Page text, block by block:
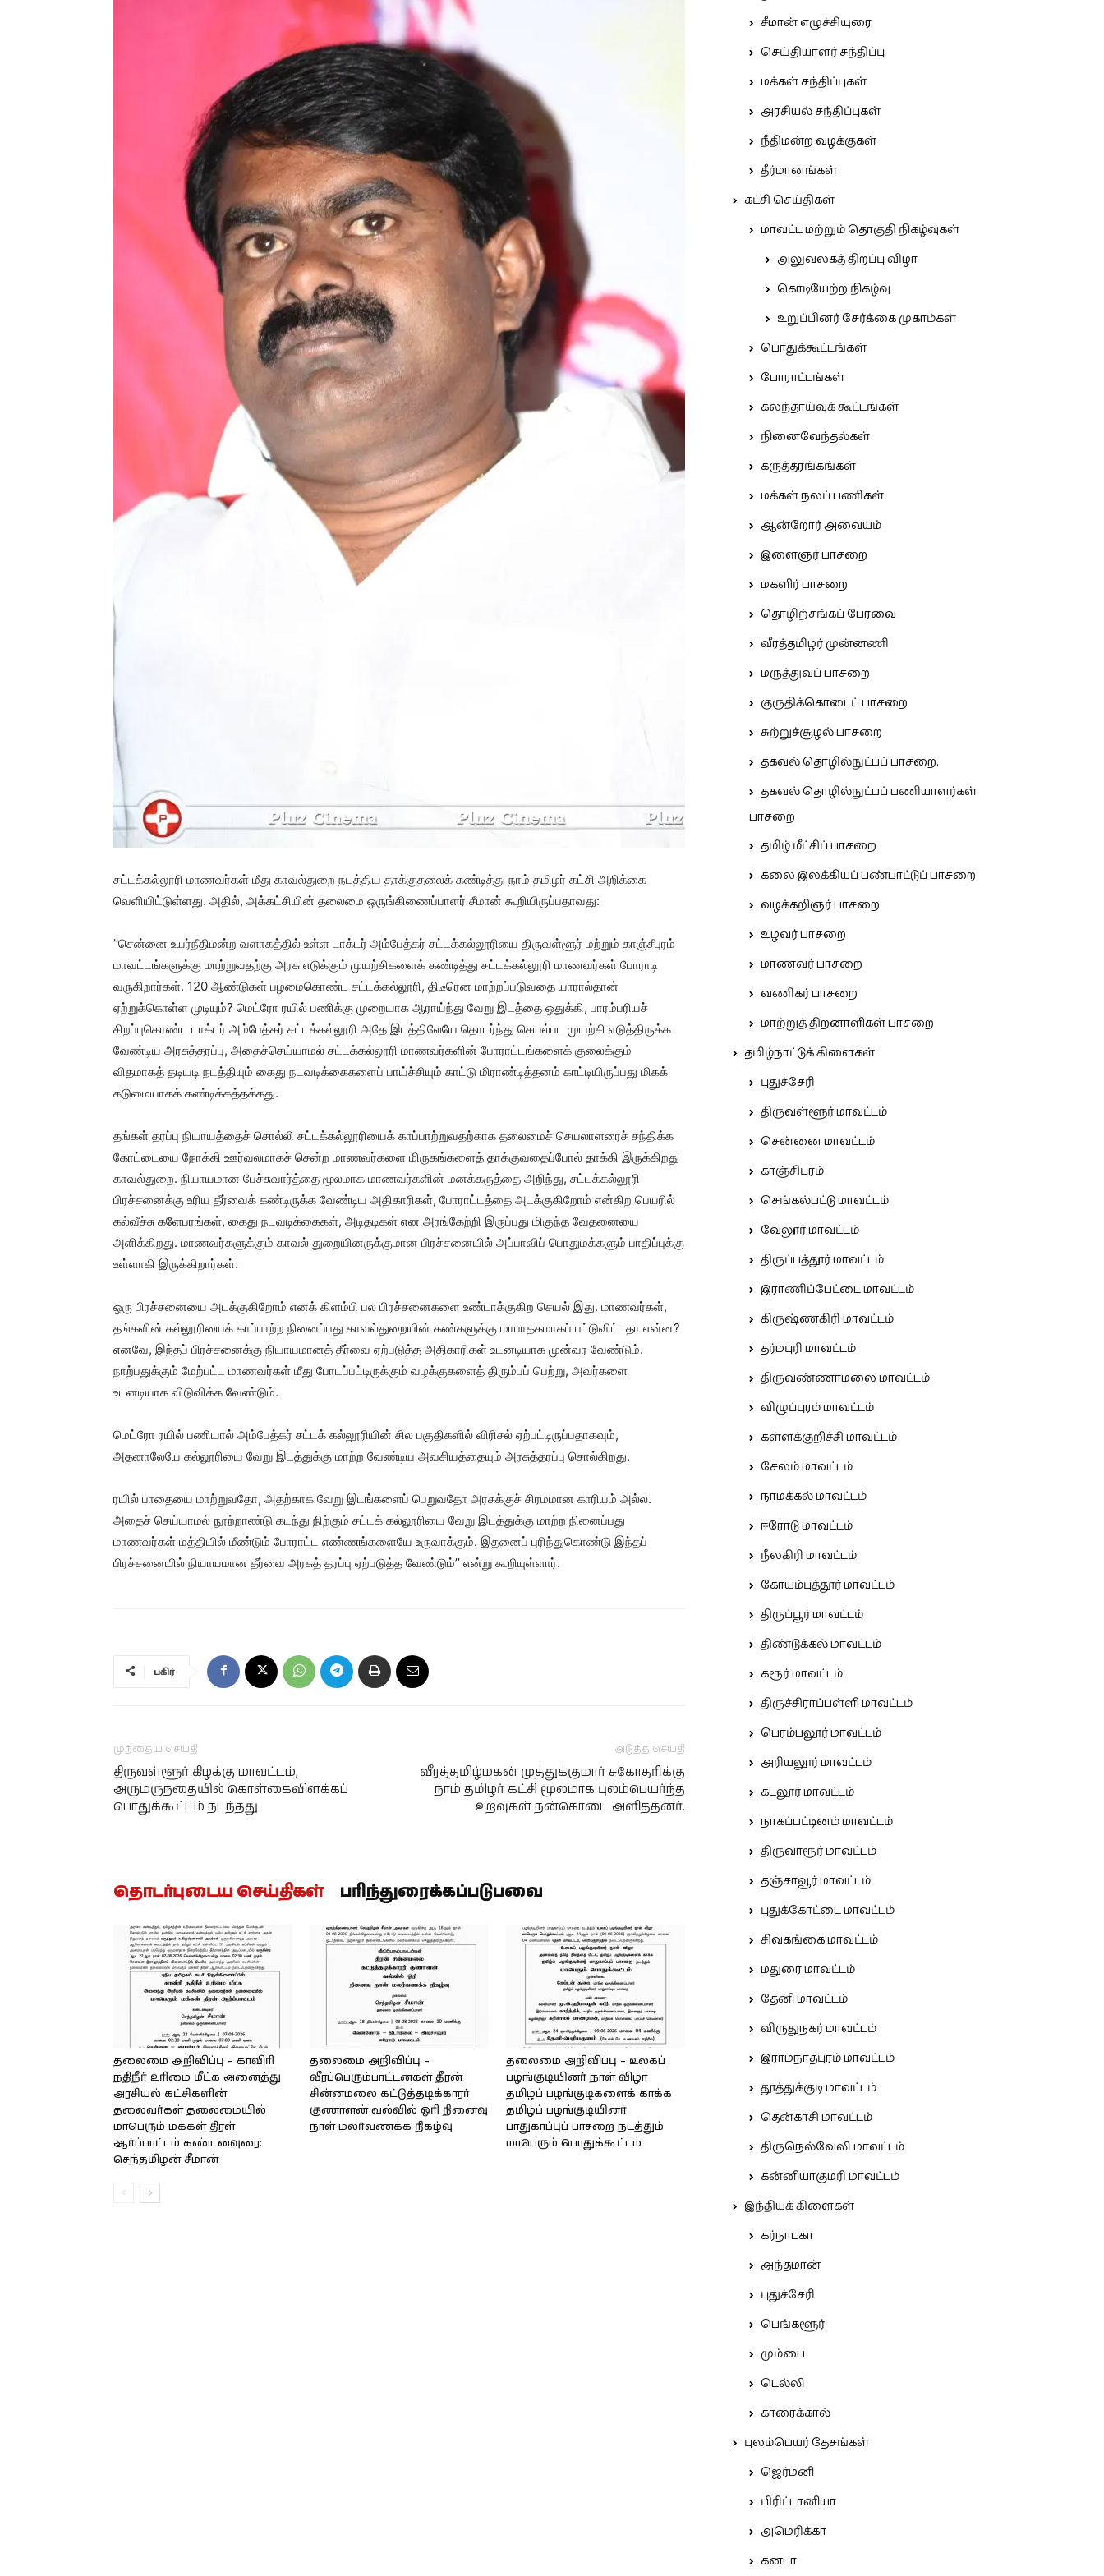
சட்டக்கல்லூரி மாணவர்கள் மீது காவல்துறை நடத்திய தாக்குதலைக் கண்டித்து நாம் தமிழர் கட்சி அறிக்கை
வெளியிட்டுள்ளது. அதில், அக்கட்சியின் தலைமை ஒருங்கிணைப்பாளர் சீமான் கூறியிருப்பதாவது:
’’சென்னை உயர்நீதிமன்ற வளாகத்தில் உள்ள டாக்டர் அம்பேத்கர் சட்டக்கல்லூரியை திருவள்ளூர் மற்றும் காஞ்சீபுரம்
மாவட்டங்களுக்கு மாற்றுவதற்கு அரசு எடுக்கும் முயற்சிகளைக் கண்டித்து சட்டக்கல்லூரி மாணவர்கள் போராடி
வருகிறார்கள். 120 ஆண்டுகள் பழமைகொண்ட சட்டக்கல்லூரி, திடீரென மாற்றப்படுவதை யாரால்தான்
ஏற்றுக்கொள்ள முடியும்? மெட்ரோ ரயில் பணிக்கு முறையாக ஆராய்ந்து வேறு இடத்தை ஒதுக்கி, பாரம்பரியச்
சிறப்புகொண்ட டாக்டர் அம்பேத்கர் சட்டக்கல்லூரி அதே இடத்திலேயே தொடர்ந்து செயல்பட முயற்சி எடுத்திருக்க
வேண்டிய அரசுத்தரப்பு, அதைச்செய்யாமல் சட்டக்கல்லூரி மாணவர்களின் போராட்டங்களைக் குலைக்கும்
விதமாகத் தடியடி நடத்தியும் கைது நடவடிக்கைகளைப் பாய்ச்சியும் காட்டு மிராண்டித்தனம் காட்டியிருப்பது மிகக்
கடுமையாகக் கண்டிக்கத்தக்கது.
தங்கள் தரப்பு நியாயத்தைச் சொல்லி சட்டக்கல்லூரியைக் காப்பாற்றுவதற்காக தலைமைச் செயலாளரைச் சந்திக்க
கோட்டையை நோக்கி ஊர்வலமாகச் சென்ற மாணவர்களை மிருகங்களைத் தாக்குவதைப்போல் தாக்கி இருக்கிறது
காவல்துறை. நியாயமான பேச்சுவார்த்தை மூலமாக மாணவர்களின் மனக்கருத்தை அறிந்து, சட்டக்கல்லூரி
பிரச்சனைக்கு உரிய தீர்வைக் கண்டிருக்க வேண்டிய அதிகாரிகள், போராட்டத்தை அடக்குகிறோம் என்கிற பெயரில்
கல்வீச்சு களேபரங்கள், கைது நடவடிக்கைகள், அடிதடிகள் என அரங்கேற்றி இருப்பது மிகுந்த வேதனையை
அளிக்கிறது. மாணவர்களுக்கும் காவல் துறையினருக்குமான பிரச்சனையில் அப்பாவிப் பொதுமக்களும் பாதிப்புக்கு
உள்ளாகி இருக்கிறார்கள்.
ஒரு பிரச்சனையை அடக்குகிறோம் எனக் கிளம்பி பல பிரச்சனைகளை உண்டாக்குகிற செயல் இது. மாணவர்கள்,
தங்களின் கல்லூரியைக் காப்பாற்ற நினைப்பது காவல்துறையின் கண்களுக்கு மாபாதகமாகப் பட்டுவிட்டதா என்ன?
எனவே, இந்தப் பிரச்ச‌னைக்கு நியாயமானத் தீர்வை ஏற்படுத்த அதிகாரிகள் உடனடியாக முன்வர வேண்டும்.
நாற்பதுக்கும் மேற்பட்ட மாணவர்கள் மீது போடப்பட்டிருக்கும் வழக்குகளைத் திரும்பப் பெற்று, அவர்களை
உடனடியாக விடுவிக்க வேண்டும்.
மெட்ரோ ரயில் பணியால் அம்பேத்கர் சட்டக் கல்லூரியின் சில பகுதிகளில் விரிசல் ஏற்பட்டிருப்பதாகவும்,
அதனாலேயே கல்லூரியை வேறு இடத்துக்கு மாற்ற வேண்டிய அவசியத்தையும் அரசுத்தரப்பு சொல்கிறது.
ரயில் பாதையை மாற்றுவதோ, அதற்காக வேறு இடங்களைப் பெறுவதோ அரசுக்குச் சிரமமான காரியம் அல்ல.
அதைச் செய்யாமல் நூற்றாண்டு கடந்து நிற்கும் சட்டக் கல்லூரியை வேறு இடத்துக்கு மாற்ற நினைப்பது
மாணவர்கள் மத்தியில் மீண்டும் போராட்ட எண்ணங்களையே உருவாக்கும். இதனைப் புரிந்துகொண்டு இந்தப்
பிரச்ச‌னையில் நியாயமான தீர்வை அரசுத் தரப்பு ஏற்படுத்த வேண்டும்’’ என்று கூறியுள்ளார்.
பகிர்
முந்தைய செய்தி
திருவள்ளூர் கிழக்கு மாவட்டம்,
அருமருந்தையில் கொள்கைவிளக்கப்
பொதுக்கூட்டம் நடந்தது
அடுத்த செய்தி
வீரத்தமிழ்மகன் முத்துக்குமார் சகோதரிக்கு
நாம் தமிழர் கட்சி மூலமாக புலம்பெயர்ந்த
உறவுகள் நன்கொடை அளித்தனர்.
தொடர்புடைய செய்திகள் பரிந்துரைக்கப்படுபவை
தலைமை அறிவிப்பு – காவிரி
நதிநீர் உரிமை மீட்க அனைத்து
அரசியல் கட்சிகளின்
தலைவர்கள் தலைமையில்
மாபெரும் மக்கள் திரள்
ஆர்ப்பாட்டம் கண்டனவுரை:
செந்தமிழன் சீமான்
தலைமை அறிவிப்பு –
வீரப்பெரும்பாட்டன்கள் தீரன்
சின்னமலை கட்டுத்தடிக்காரர்
குணாளன் வல்வில் ஓரி நினைவு
நாள் மலர்வணக்க நிகழ்வு
தலைமை அறிவிப்பு – உலகப்
பழங்குடியினர் நாள் விழா
தமிழ்ப் பழங்குடிகளைக் காக்க
தமிழ்ப் பழங்குடியினர்
பாதுகாப்புப் பாசறை நடத்தும்
மாபெரும் பொதுக்கூட்டம்
சீமான் எழுச்சியுரை
செய்தியாளர் சந்திப்பு
மக்கள் சந்திப்புகள்
அரசியல் சந்திப்புகள்
நீதிமன்ற வழக்குகள்
தீர்மானங்கள்
கட்சி செய்திகள்
மாவட்ட மற்றும் தொகுதி நிகழ்வுகள்
அலுவலகத் திறப்பு விழா
கொடியேற்ற நிகழ்வு
உறுப்பினர் சேர்க்கை முகாம்கள்
பொதுக்கூட்டங்கள்
போராட்டங்கள்
கலந்தாய்வுக் கூட்டங்கள்
நினைவேந்தல்கள்
கருத்தரங்கங்கள்
மக்கள் நலப் பணிகள்
ஆன்றோர் அவையம்
இளைஞர் பாசறை
மகளிர் பாசறை
தொழிற்சங்கப் பேரவை
வீரத்தமிழர் முன்னணி
மருத்துவப் பாசறை
குருதிக்கொடைப் பாசறை
சுற்றுச்சூழல் பாசறை
தகவல் தொழில்நுட்பப் பாசறை.
தகவல் தொழில்நுட்பப் பணியாளர்கள்
பாசறை
தமிழ் மீட்சிப் பாசறை
கலை இலக்கியப் பண்பாட்டுப் பாசறை
வழக்கறிஞர் பாசறை
உழவர் பாசறை
மாணவர் பாசறை
வணிகர் பாசறை
மாற்றுத் திறனாளிகள் பாசறை
தமிழ்நாட்டுக் கிளைகள்
புதுச்சேரி
திருவள்ளூர் மாவட்டம்
சென்னை மாவட்டம்
காஞ்சிபுரம்
செங்கல்பட்டு மாவட்டம்
வேலூர் மாவட்டம்
திருப்பத்தூர் மாவட்டம்
இராணிப்பேட்டை மாவட்டம்
கிருஷ்ணகிரி மாவட்டம்
தர்மபுரி மாவட்டம்
திருவண்ணாமலை மாவட்டம்
விழுப்புரம் மாவட்டம்
கள்ளக்குறிச்சி மாவட்டம்
சேலம் மாவட்டம்
நாமக்கல் மாவட்டம்
ஈரோடு மாவட்டம்
நீலகிரி மாவட்டம்
கோயம்புத்தூர் மாவட்டம்
திருப்பூர் மாவட்டம்
திண்டுக்கல் மாவட்டம்
கரூர் மாவட்டம்
திருச்சிராப்பள்ளி மாவட்டம்
பெரம்பலூர் மாவட்டம்
அரியலூர் மாவட்டம்
கடலூர் மாவட்டம்
நாகப்பட்டினம் மாவட்டம்
திருவாரூர் மாவட்டம்
தஞ்சாவூர் மாவட்டம்
புதுக்கோட்டை மாவட்டம்
சிவகங்கை மாவட்டம்
மதுரை மாவட்டம்
தேனி மாவட்டம்
விருதுநகர் மாவட்டம்
இராமநாதபுரம் மாவட்டம்
தூத்துக்குடி மாவட்டம்
தென்காசி மாவட்டம்
திருநெல்வேலி மாவட்டம்
கன்னியாகுமரி மாவட்டம்
இந்தியக் கிளைகள்
கர்நாடகா
அந்தமான்
புதுச்சேரி
பெங்களூர்
மும்பை
டெல்லி
காரைக்கால்
புலம்பெயர் தேசங்கள்
ஜெர்மனி
பிரிட்டானியா
அமெரிக்கா
கனடா